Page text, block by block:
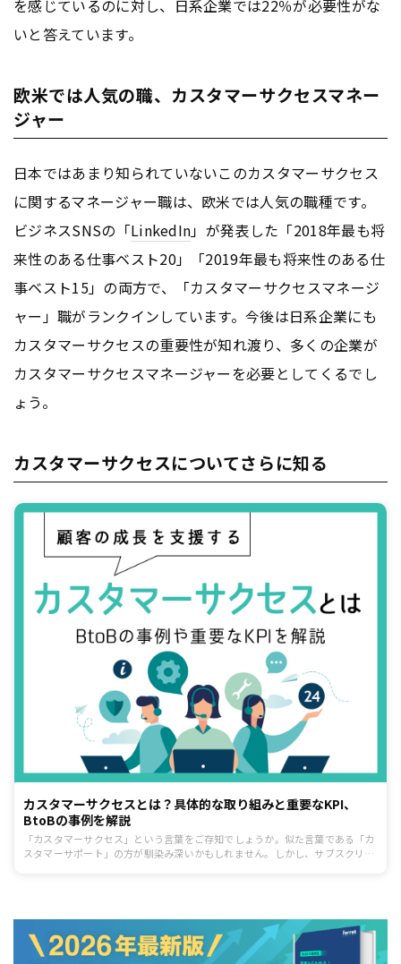
を感じているのに対し、日系企業では22％が必要性がな
いと答えています。
欧米では人気の職、カスタマーサクセスマネー
ジャー
日本ではあまり知られていないこのカスタマーサクセス
に関するマネージャー職は、欧米では人気の職種です。
ビジネスSNSの「LinkedIn」が発表した「2018年最も将
来性のある仕事ベスト20」「2019年最も将来性のある仕
事ベスト15」の両方で、「カスタマーサクセスマネージ
ャー」職がランクインしています。今後は日系企業にも
カスタマーサクセスの重要性が知れ渡り、多くの企業が
カスタマーサクセスマネージャーを必要としてくるでし
ょう。
カスタマーサクセスについてさらに知る
カスタマーサクセスとは？具体的な取り組みと重要なKPI、
BtoBの事例を解説
「カスタマーサクセス」という言葉をご存知でしょうか。似た言葉である「カ
スタマーサポート」の方が馴染み深いかもしれません。しかし、サブスクリプ